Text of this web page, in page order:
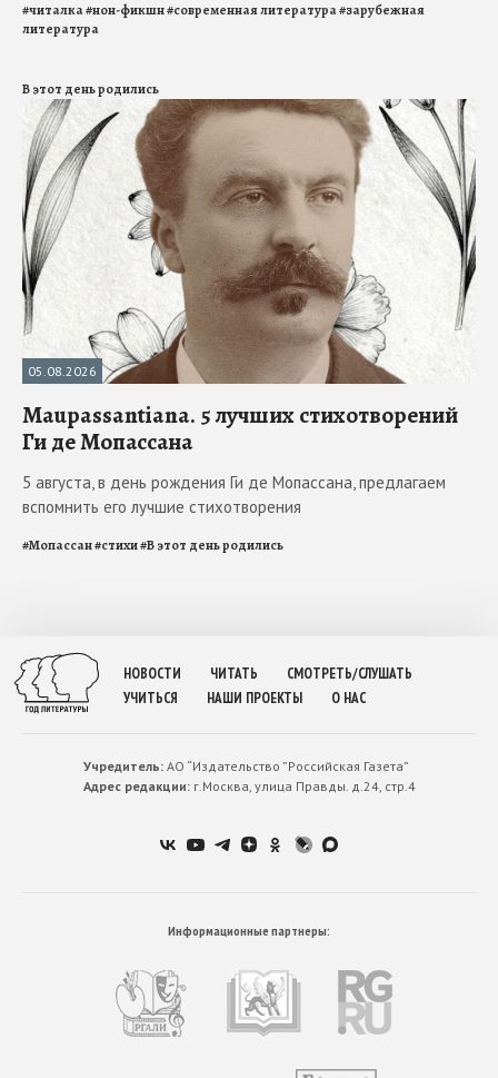
#читалка#нон-фикшн#современная литература#зарубежная
литература
В этот день родились
05.08.2026
Maupassantiana. 5 лучших стихотворений
Ги де Мопассана
5 августа, в день рождения Ги де Мопассана, предлагаем
вспомнить его лучшие стихотворения
#Мопассан#стихи#В этот день родились
НОВОСТИ ЧИТАТЬ
СМОТРЕТЬ/СЛУШАТЬ
УЧИТЬСЯ
НАШИ ПРОЕКТЫ О НАС
Учредитель:АО “Издательство ”Российская Газета”
Адрес редакции:г.Москва, улица Правды. д.24, стр.4
Информационные партнеры: